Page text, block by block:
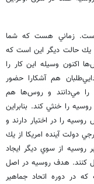
زماني هست كه شما
يك حالت ديگر اين است كه
اكنون وسيله اين كار را
هم آشكارا حضور
را مي‌دانند و روس‌ها هم
را خنثي كند. بنابراين
را در اختيار دارند و
دولت آينده امريكا از يك
روسيه از سوي ديگر ايجاد
كنند. هدف روسيه در اصل
در دوره اتحاد جماهير